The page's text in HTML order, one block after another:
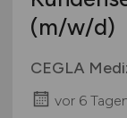
(m/w/d)
CEGLA
vor 6